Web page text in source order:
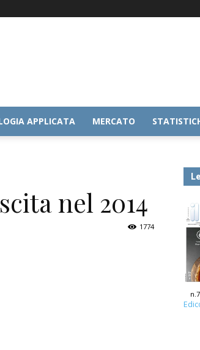
APPLICATA MERCATO
nel 2014
1774